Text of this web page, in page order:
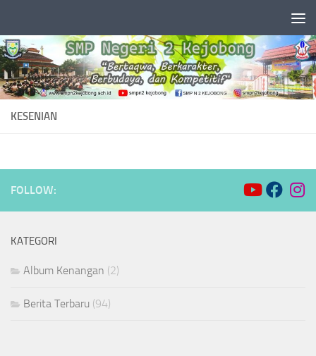
KESENIAN
FOLLOW:
KATEGORI
Album Kenangan (2)
Berita Terbaru (94)